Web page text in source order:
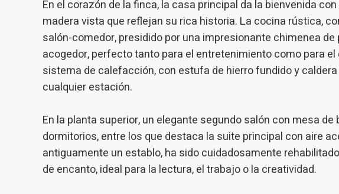
En el corazón de la finca, la casa principal da la bienvenida
madera vista que reflejan su rica historia. La cocina rústica,
salón-comedor, presidido por una impresionante chimenea
acogedor, perfecto tanto para el entretenimiento como para
sistema de calefacción, con estufa de hierro fundido y
cualquier estación.
En la planta superior, un elegante segundo salón con mesa
dormitorios, entre los que destaca la suite principal con aire
antiguamente un establo, ha sido cuidadosamente
de encanto, ideal para la lectura, el trabajo o la creatividad.
Estas cookies son
elecciones personales del
hábitos de navegación.
usuario.
Guardar